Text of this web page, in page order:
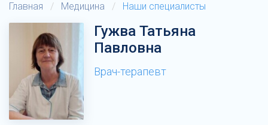
Главная / Медицина / Наши специалисты
Гужва Татьяна
Павловна
Врач-терапевт